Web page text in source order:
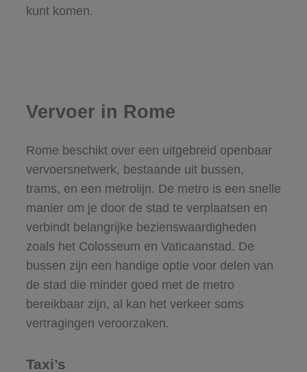
kunt komen.
Vervoer in Rome
Rome beschikt over een uitgebreid openbaar
vervoersnetwerk, bestaande uit bussen,
trams, en een metrolijn. De metro is een snelle
manier om je door de stad te verplaatsen en
verbindt belangrijke bezienswaardigheden
zoals het Colosseum en Vaticaanstad. De
bussen zijn een handige optie voor delen van
de stad die minder goed met de metro
bereikbaar zijn, al kan het verkeer soms
vertragingen veroorzaken.
Taxi’s